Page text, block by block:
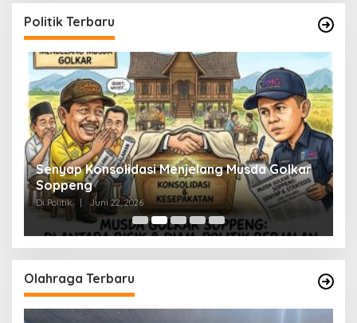
Politik Terbaru
Senyap Konsolidasi Menjelang Musda Golkar
Soppeng
Di Politik | Juni 22, 2026
Olahraga Terbaru